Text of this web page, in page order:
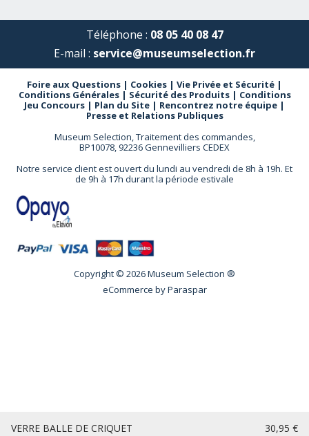
VERRE BALLE DE CRIQUET 30,95 €
Téléphone : 08 05 40 08 47
E-mail : service@museumselection.fr
Foire aux Questions | Cookies | Vie Privée et Sécurité |
Conditions Générales| Sécurité des Produits| Conditions
Jeu Concours | Plan du Site | Rencontrez notre équipe |
Presse et Relations Publiques
Museum Selection, Traitement des commandes,
BP10078, 92236 Gennevilliers CEDEX
Notre service client est ouvert du lundi au vendredi de 8h à 19h. Et
de 9h à 17h durant la période estivale
Copyright © 2026 Museum Selection ®
eCommerce byParaspar